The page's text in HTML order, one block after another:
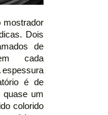
mostrador
Dois
de
cada
espessura
é de
quase um
colorido